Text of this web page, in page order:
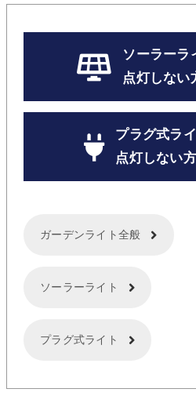
ソーラーラ
点灯しない
プラグ式ラ
点灯しない
ガーデンライト全般
ソーラーライト
プラグ式ライト